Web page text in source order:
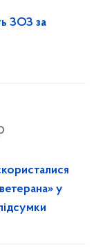
ЗОЗ за
у